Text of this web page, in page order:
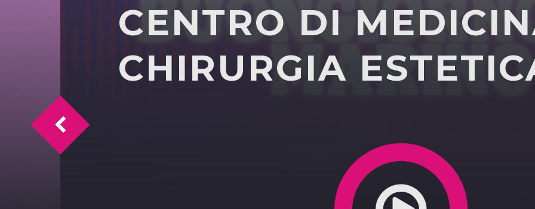
CENTRO DI
CHIRURGIA
«Bruciati 12 milioni del Pnrr per asili e mense»: il rapporto dei Cinquestelle sulle strutture